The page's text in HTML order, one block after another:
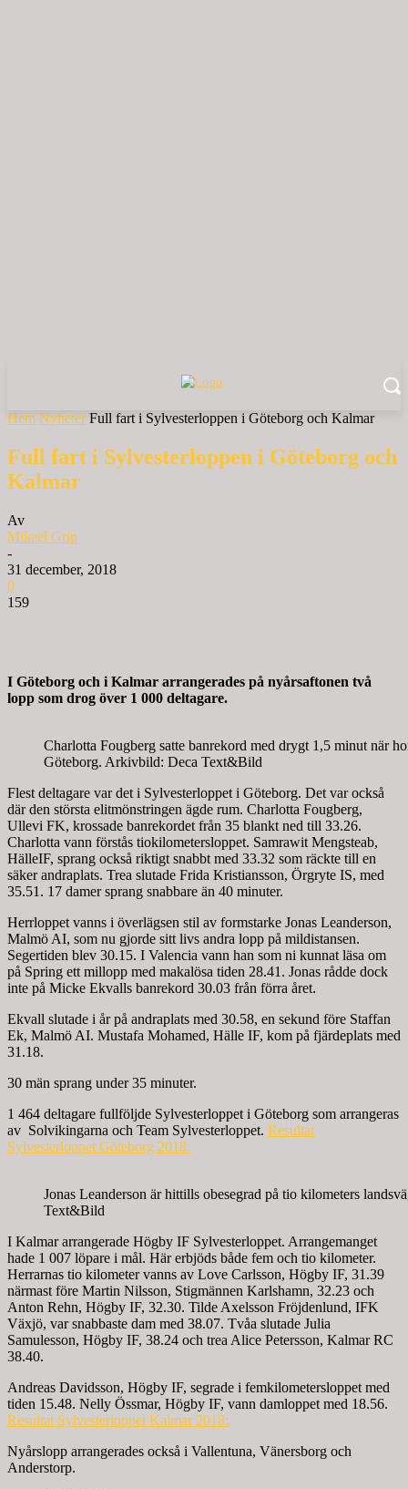
Hem Nyheter Full fart i Sylvesterloppen i Göteborg och Kalmar
Full fart i Sylvesterloppen i Göteborg och
Kalmar
Av
Mikael Grip
-
31 december, 2018
0
159
I Göteborg och i Kalmar arrangerades på nyårsaftonen två
lopp som drog över 1 000 deltagare.
Charlotta Fougberg satte banrekord med drygt 1,5 minut när
Göteborg. Arkivbild: Deca Text&Bild
Flest deltagare var det i Sylvesterloppet i Göteborg. Det var också
där den största elitmönstringen ägde rum. Charlotta Fougberg,
Ullevi FK, krossade banrekordet från 35 blankt ned till 33.26.
Charlotta vann förstås tiokilometersloppet. Samrawit Mengsteab,
HälleIF, sprang också riktigt snabbt med 33.32 som räckte till en
säker andraplats. Trea slutade Frida Kristiansson, Örgryte IS, med
35.51. 17 damer sprang snabbare än 40 minuter.
Herrloppet vanns i överlägsen stil av formstarke Jonas Leanderson,
Malmö AI, som nu gjorde sitt livs andra lopp på mildistansen.
Segertiden blev 30.15. I Valencia vann han som ni kunnat läsa om
på Spring ett millopp med makalösa tiden 28.41. Jonas rådde dock
inte på Micke Ekvalls banrekord 30.03 från förra året.
Ekvall slutade i år på andraplats med 30.58, en sekund före Staffan
Ek, Malmö AI. Mustafa Mohamed, Hälle IF, kom på fjärdeplats med
31.18.
30 män sprang under 35 minuter.
1 464 deltagare fullföljde Sylvesterloppet i Göteborg som arrangeras
av Solvikingarna och Team Sylvesterloppet. Resultat
Sylvesterloppet Göteborg 2018:
Jonas Leanderson är hittills obesegrad på tio kilometers
Text&Bild
I Kalmar arrangerade Högby IF Sylvesterloppet. Arrangemanget
hade 1 007 löpare i mål. Här erbjöds både fem och tio kilometer.
Herrarnas tio kilometer vanns av Love Carlsson, Högby IF, 31.39
närmast före Martin Nilsson, Stigmännen Karlshamn, 32.23 och
Anton Rehn, Högby IF, 32.30. Tilde Axelsson Fröjdenlund, IFK
Växjö, var snabbaste dam med 38.07. Tvåa slutade Julia
Samulesson, Högby IF, 38.24 och trea Alice Petersson, Kalmar RC
38.40.
Andreas Davidsson, Högby IF, segrade i femkilometersloppet med
tiden 15.48. Nelly Össmar, Högby IF, vann damloppet med 18.56.
Resultat Sylvesterloppet Kalmar 2018:
Nyårslopp arrangerades också i Vallentuna, Vänersborg och
Anderstorp.